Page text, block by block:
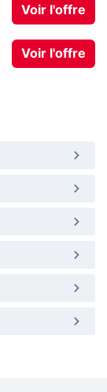
Voir l'offre
Voir l'offre